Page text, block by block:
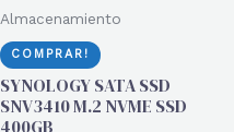
Almacenamiento
COMPRAR!
SYNOLOGY SATA SSD
SNV3410 M.2 NVME SSD
400GB